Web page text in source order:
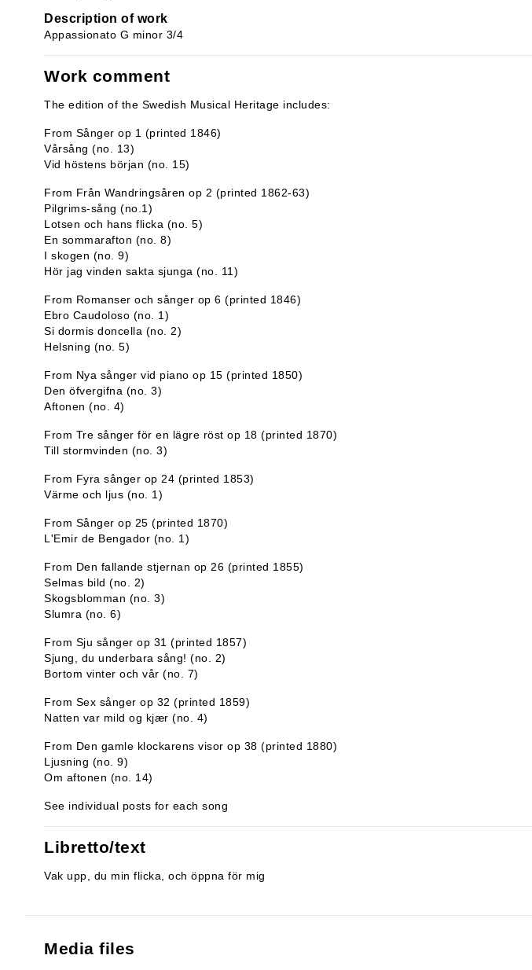
Description of work
Appassionato G minor 3/4
Work comment
The edition of the Swedish Musical Heritage includes:
From Sånger op 1 (printed 1846)
Vårsång (no. 13)
Vid höstens början (no. 15)
From Från Wandringsåren op 2 (printed 1862-63)
Pilgrims-sång (no.1)
Lotsen och hans flicka (no. 5)
En sommarafton (no. 8)
I skogen (no. 9)
Hör jag vinden sakta sjunga (no. 11)
From Romanser och sånger op 6 (printed 1846)
Ebro Caudoloso (no. 1)
Si dormis doncella (no. 2)
Helsning (no. 5)
From Nya sånger vid piano op 15 (printed 1850)
Den öfvergifna (no. 3)
Aftonen (no. 4)
From Tre sånger för en lägre röst op 18 (printed 1870)
Till stormvinden (no. 3)
From Fyra sånger op 24 (printed 1853)
Värme och ljus (no. 1)
From Sånger op 25 (printed 1870)
L'Emir de Bengador (no. 1)
From Den fallande stjernan op 26 (printed 1855)
Selmas bild (no. 2)
Skogsblomman (no. 3)
Slumra (no. 6)
From Sju sånger op 31 (printed 1857)
Sjung, du underbara sång! (no. 2)
Bortom vinter och vår (no. 7)
From Sex sånger op 32 (printed 1859)
Natten var mild og kjær (no. 4)
From Den gamle klockarens visor op 38 (printed 1880)
Ljusning (no. 9)
Om aftonen (no. 14)
See individual posts for each song
Libretto/text
Vak upp, du min flicka, och öppna för mig
Media files